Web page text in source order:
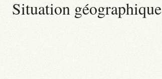
Situation géographique